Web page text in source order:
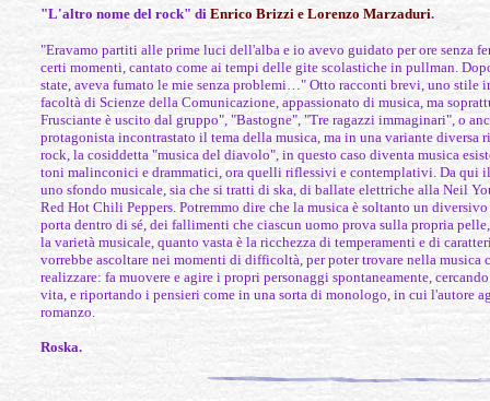
"L'altro nome del rock" di Enrico Brizzi e Lorenzo Marzaduri.
"Eravamo partiti alle prime luci dell'alba e io avevo guidato per ore senza
certi momenti, cantato come ai tempi delle gite scolastiche in pullman.
state, aveva fumato le mie senza problemi…" Otto racconti brevi, uno stile
facoltà di Scienze della Comunicazione, appassionato di musica, ma
Frusciante è uscito dal gruppo", "Bastogne", "Tre ragazzi immaginari", o
protagonista incontrastato il tema della musica, ma in una variante
rock, la cosiddetta "musica del diavolo", in questo caso diventa musica
toni malinconici e drammatici, ora quelli riflessivi e contemplativi. Da qui
uno sfondo musicale, sia che si tratti di ska, di ballate elettriche alla Neil
Red Hot Chili Peppers. Potremmo dire che la musica è soltanto un
porta dentro di sé, dei fallimenti che ciascun uomo prova sulla propria
la varietà musicale, quanto vasta è la ricchezza di temperamenti e di
vorrebbe ascoltare nei momenti di difficoltà, per poter trovare nella
realizzare: fa muovere e agire i propri personaggi spontaneamente,
vita, e riportando i pensieri come in una sorta di monologo, in cui l'autore
romanzo.
Roska.